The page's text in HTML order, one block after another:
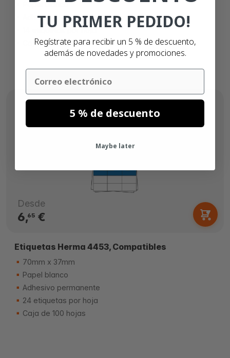
Papel blanco
Adhesivo permanente
Caja de 100 hojas
Desde
6,65€
Etiquetas Herma 4453, Compatibles
70mm x 37mm
Papel blanco
Adhesivo permanente
24 etiquetas por hoja
Caja de 100 hojas
TU PRIMER PEDIDO!
Regístrate para recibir un 5 % de descuento,
además de novedades y promociones.
Email
5 % de descuento
Maybe later